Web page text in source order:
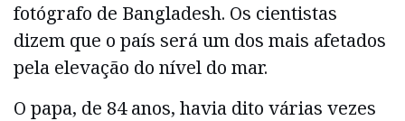
fotógrafo de Bangladesh. Os cientistas
dizem que o país será um dos mais afetados
pela elevação do nível do mar.
O papa, de 84 anos, havia dito várias vezes